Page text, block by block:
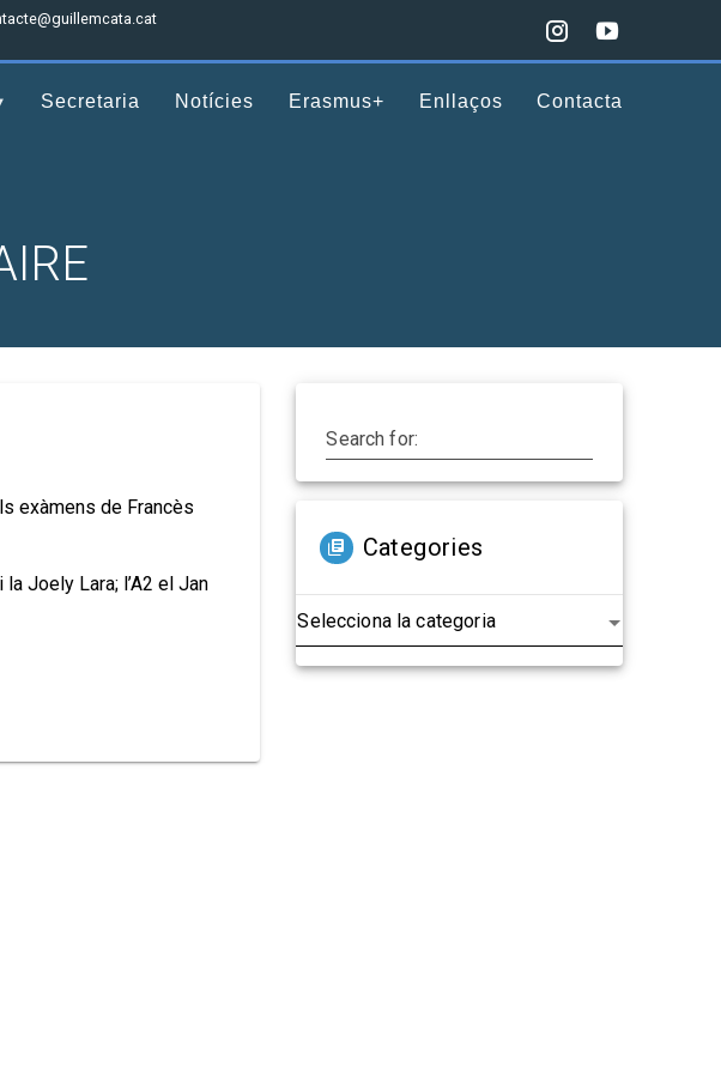
Secretaria Notícies Erasmus+ Enllaços Contacta
exàmens de Francès
Joely Lara; l’A2 el Jan
Search for:
Categories